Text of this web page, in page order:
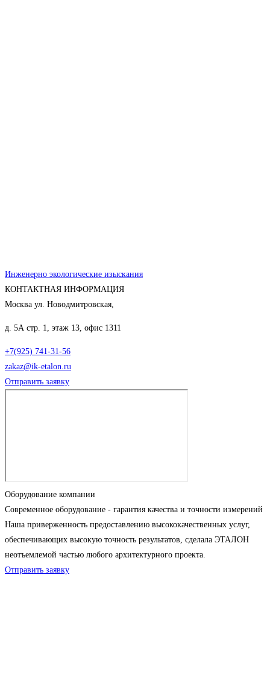
Инженерно экологические изыскания
КОНТАКТНАЯ ИНФОРМАЦИЯ
Москва ул. Новодмитровская,
д. 5А стр. 1, этаж 13, офис 1311
+7(925) 741-31-56
zakaz@ik-etalon.ru
Отправить заявку
Оборудование компании
Современное оборудование - гарантия качества и точности измерений
Наша приверженность предоставлению высококачественных услуг,
обеспечивающих высокую точность результатов, сделала ЭТАЛОН
неотъемлемой частью любого архитектурного проекта.
Отправить заявку